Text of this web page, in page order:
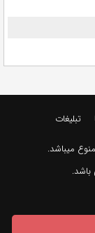
تبلیغات
میباشد.